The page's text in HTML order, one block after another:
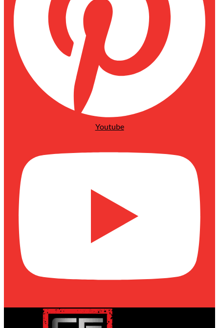
Youtube